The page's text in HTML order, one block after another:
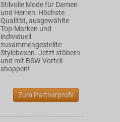
Stilvolle Mode für Damen
und Herren: Höchste
Qualität, ausgewählte
Top-Marken und
individuell
zusammengestellte
Styleboxen. Jetzt stöbern
und mit BSW-Vorteil
shoppen!
Zum Partnerprofil